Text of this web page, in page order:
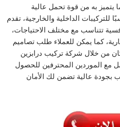
يتميز به من قوة تحمل عالية
للتركيبات الداخلية والخارجية، تقدم
تتناسب مع مختلف الاحتياجات،
كما يمكن للعملاء طلب تصاميم
من خلال شركة تركيب درابزين
مع الموردين المحترفين للحصول
بجودة عالية تضمن لك الأمان